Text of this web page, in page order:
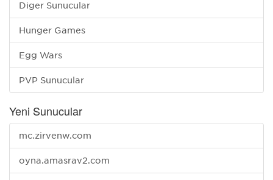
Diğer Sunucular
Hunger Games
Egg Wars
PVP Sunucular
Yeni Sunucular
mc.zirvenw.com
oyna.amasrav2.com